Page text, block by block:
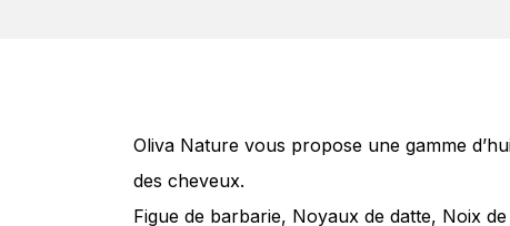
Oliva Nature vous propose une gamme
des cheveux.
Figue de barbarie, Noyaux de datte, Noix